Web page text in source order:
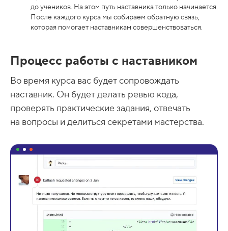
до учеников. На этом путь наставника только начинается.
После каждого курса мы собираем обратную связь,
которая помогает наставникам совершенствоваться.
Процесс работы с наставником
Во время курса вас будет сопровождать
наставник. Он будет делать ревью кода,
проверять практические задания, отвечать
на вопросы и делиться секретами мастерства.